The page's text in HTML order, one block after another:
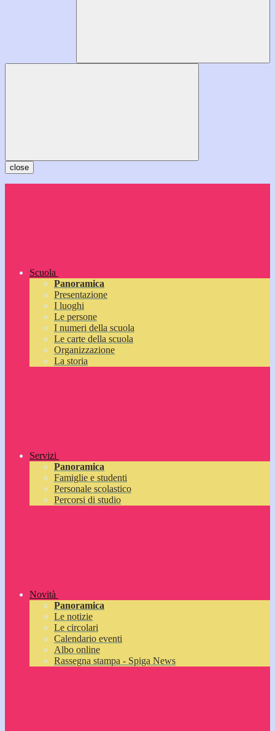
close
Scuola
Panoramica
Presentazione
I luoghi
Le persone
I numeri della scuola
Le carte della scuola
Organizzazione
La storia
Servizi
Panoramica
Famiglie e studenti
Personale scolastico
Percorsi di studio
Novità
Panoramica
Le notizie
Le circolari
Calendario eventi
Albo online
Rassegna stampa - Spiga News